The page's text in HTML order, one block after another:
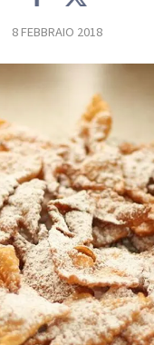
8 FEBBRAIO 2018